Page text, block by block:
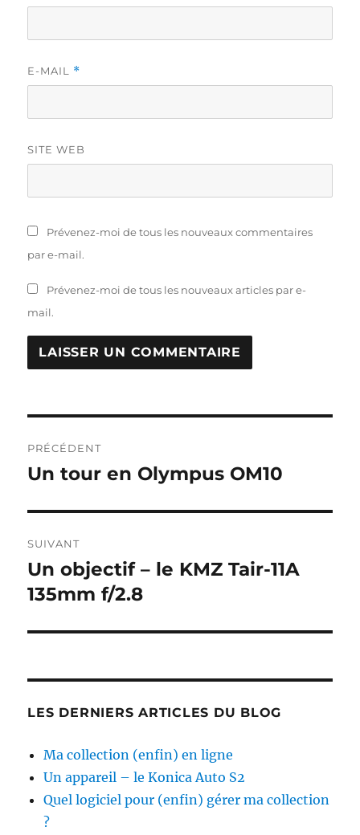
E-MAIL *
SITE WEB
Prévenez-moi de tous les nouveaux commentaires
par e-mail.
Prévenez-moi de tous les nouveaux articles par e-
mail.
de
PRÉCÉDENT
Publication
Un tour en Olympus OM10
SUIVANT
Publication
suivante :
Un objectif – le KMZ Tair-11A
135mm f/2.8
LES DERNIERS ARTICLES DU BLOG
Ma collection (enfin) en ligne
Un appareil – le Konica Auto S2
Quel logiciel pour (enfin) gérer ma collection
?